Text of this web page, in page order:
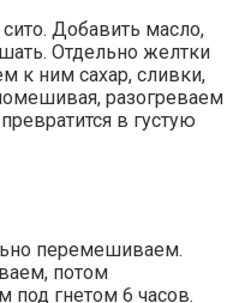
Добавить масло,
Отдельно желтки
к ним сахар, сливки,
разогреваем
в густую
перемешиваем.
потом
гнетом 6 часов.